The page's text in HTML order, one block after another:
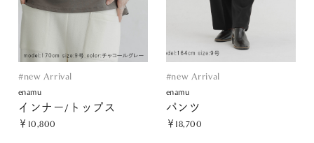
#new Arrival
enamu
インナー/トップス
￥10,800
#new Arrival
enamu
パンツ
￥18,700